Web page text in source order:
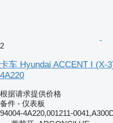
2
卡车 Hyundai ACCENT I (X-
4A220
根据请求提供价格
备件 - 仪表板
94004-4A220,001211-